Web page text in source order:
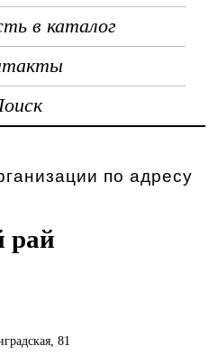
в каталог
по адресу
рай
81